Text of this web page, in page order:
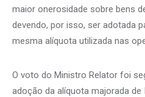
maior onerosidade sobre bens
devendo, por isso, ser adotada
mesma alíquota utilizada nas
O voto do Ministro Relator foi
adoção da alíquota majorada